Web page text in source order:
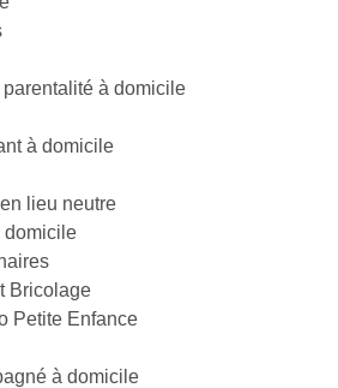
à domicile
à domicile
lieu neutre
domicile
Bricolage
Petite Enfance
à domicile